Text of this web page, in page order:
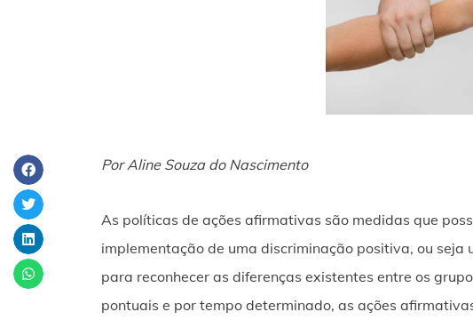
Por Aline Souza do Nascimento
As políticas de ações afirmativas são medidas que
implementação de uma discriminação positiva, ou seja
para reconhecer as diferenças existentes entre os
pontuais e por tempo determinado, as ações